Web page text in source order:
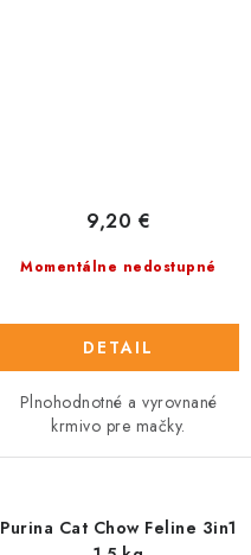
Momentálne nedostupné
9,20 €
DETAIL
Plnohodnotné a vyrovnané
krmivo pre mačky.
Purina Cat Chow Feline 3in1